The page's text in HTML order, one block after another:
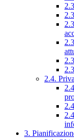
2.4.
3.